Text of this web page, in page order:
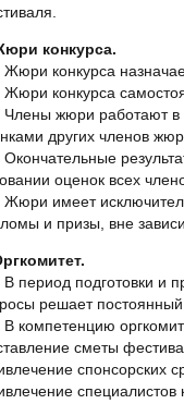
конкурса.
Жюри конкурса
Жюри конкурса
Члены жюри работают в
других членов
Окончательные
оценок всех
Жюри имеет
и призы, вне
В период подготовки и
решает
В компетенцию
сметы
спонсорских
специалистов